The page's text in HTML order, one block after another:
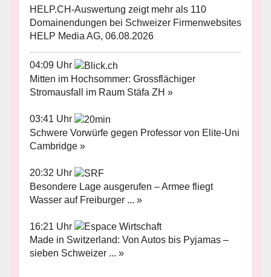
HELP.CH-Auswertung zeigt mehr als 110
Domainendungen bei Schweizer Firmenwebsites
HELP Media AG, 06.08.2026
04:09 Uhr
Mitten im Hochsommer: Grossflächiger
Stromausfall im Raum Stäfa ZH »
03:41 Uhr
Schwere Vorwürfe gegen Professor von Elite-Uni
Cambridge »
20:32 Uhr
Besondere Lage ausgerufen – Armee fliegt
Wasser auf Freiburger ... »
16:21 Uhr
Made in Switzerland: Von Autos bis Pyjamas –
sieben Schweizer ... »